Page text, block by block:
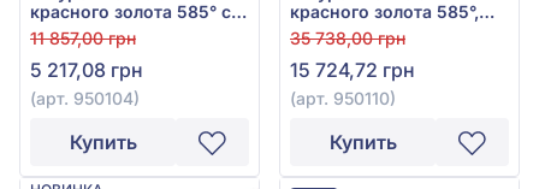
красного золота 585° с
чёрным текстилем, арт.
950104
11 857,00 грн
5 217,08 грн
(арт. 950104)
Купить
красного золота 585°,
арт. 950110
35 738,00 грн
15 724,72 грн
(арт. 950110)
Купить